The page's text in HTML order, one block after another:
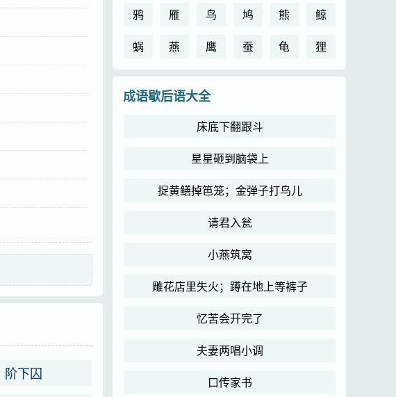
阶下囚
鸦
雁 鸟 鸠 熊
鲸
蜗
燕 鹰 蚕 龟 狸
成语歇后语大全
床底下翻跟斗
星星砸到脑袋上
捉黄鳝掉笆笼；金弹子打鸟儿
请君入瓮
小燕筑窝
雕花店里失火；蹲在地上等裤子
忆苦会开完了
夫妻两唱小调
口传家书